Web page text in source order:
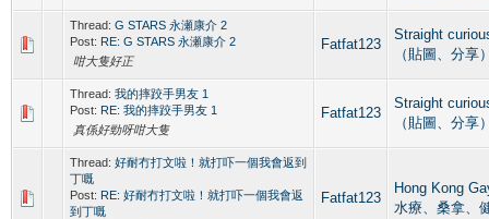
Thread: G STARS 永瀬康介 2
Post: RE: G STARS 永瀬康介 2
咁大隻好正
Fatfat123
Straight
（貼圖、分享
Thread: 我的摔跤手男友 1
Post: RE: 我的摔跤手男友 1
真係好勁呀咁大隻
Fatfat123
Straight
（貼圖、分享
Thread: 好耐冇打文啦！就打吓一個我會返到
丁嘅
Post: RE: 好耐冇打文啦！就打吓一個我會返
到丁嘅
Fatfat123
Hong Kong
水療、桑拿、